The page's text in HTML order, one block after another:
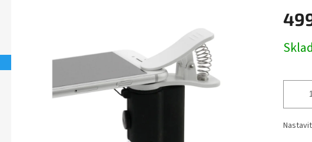
5
cena: